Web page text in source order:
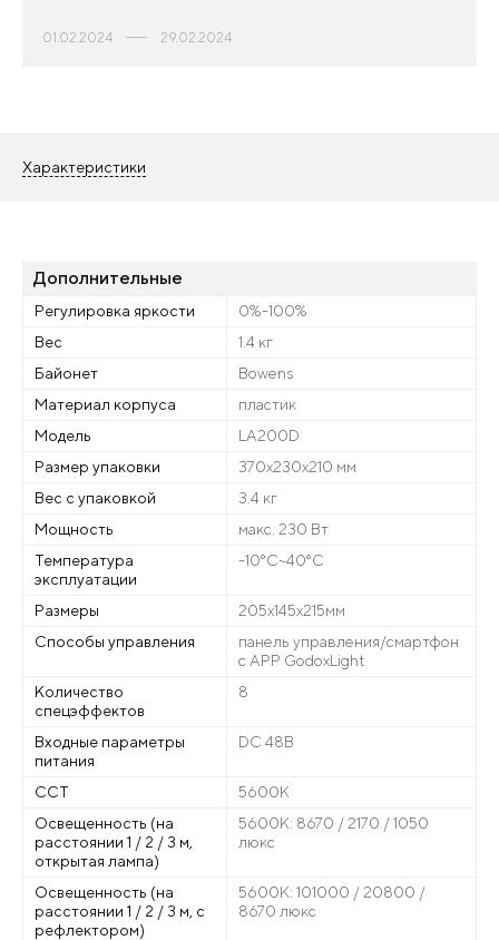
01.02.2024 29.02.2024
Характеристики
Дополнительные
Регулировка яркости
0%-100%
Вес
1.4 кг
Байонет
Bowens
Материал корпуса
пластик
Модель
LA200D
Размер упаковки
370х230х210 мм
Вес с упаковкой
3.4 кг
Мощность
макс. 230 Вт
Температура
эксплуатации
-10°C~40°C
Размеры
205х145х215мм
Способы управления
панель управления/смартфон
с APP GodoxLight
Количество
спецэффектов
8
Входные параметры
питания
DC 48В
CCT
5600K
Освещенность (на
расстоянии 1 / 2 / 3 м,
открытая лампа)
5600К: 8670 / 2170 / 1050
люкс
Освещенность (на
расстоянии 1 / 2 / 3 м, с
рефлектором)
5600К: 101000 / 20800 /
8670 люкс